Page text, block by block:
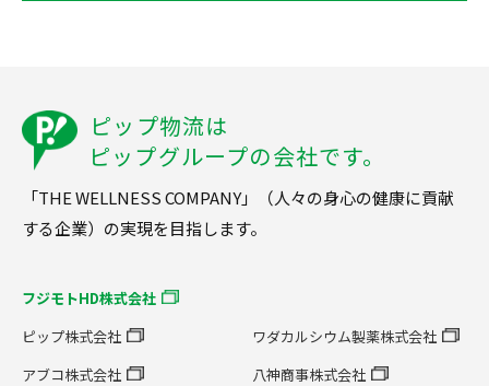
ピップ物流は
ピップグループの会社です。
「THE WELLNESS COMPANY」（人々の身心の健康に貢献
する企業）の実現を目指します。
フジモトHD株式会社
ピップ株式会社
ワダカルシウム製薬株式会社
アブコ株式会社
八神商事株式会社